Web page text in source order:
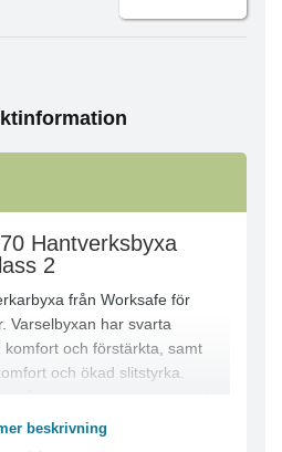
Hantverksbyxa
2
från Worksafe för
Varselbyxan har svarta
och förstärkta, samt
och ökad slitstyrka.
framtagen för dig som
beskrivning